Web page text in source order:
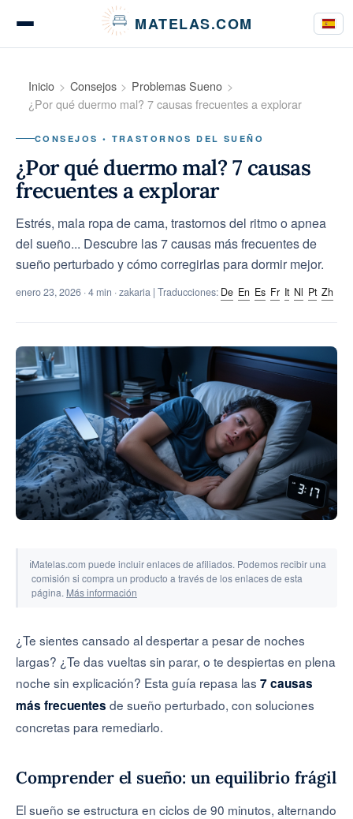
MATELAS.COM
Pruebas de colchones
Guías de compra
Consejos
Herramientas y simuladores
Inicio Consejos
Problemas Sueno
¿Por qué duermo mal? 7 causas frecuentes a explorar
CONSEJOS • TRASTORNOS DEL SUEÑO
¿Por qué duermo mal? 7 causas
frecuentes a explorar
Estrés, mala ropa de cama, trastornos del ritmo o apnea
del sueño... Descubre las 7 causas más frecuentes de
sueño perturbado y cómo corregirlas para dormir mejor.
enero 23, 2026 · 4 min · zakaria | Traducciones: De En Es Fr It Nl Pt Zh
ℹMatelas.com puede incluir enlaces de afiliados. Podemos recibir una
comisión si compra un producto a través de los enlaces de esta
página. Más información
¿Te sientes cansado al despertar a pesar de noches
largas? ¿Te das vueltas sin parar, o te despiertas en plena
noche sin explicación? Esta guía repasa las 7 causas
más frecuentes de sueño perturbado, con soluciones
concretas para remediarlo.
Comprender el sueño: un equilibrio frágil
El sueño se estructura en ciclos de 90 minutos, alternando
Panel de gestión de cookies